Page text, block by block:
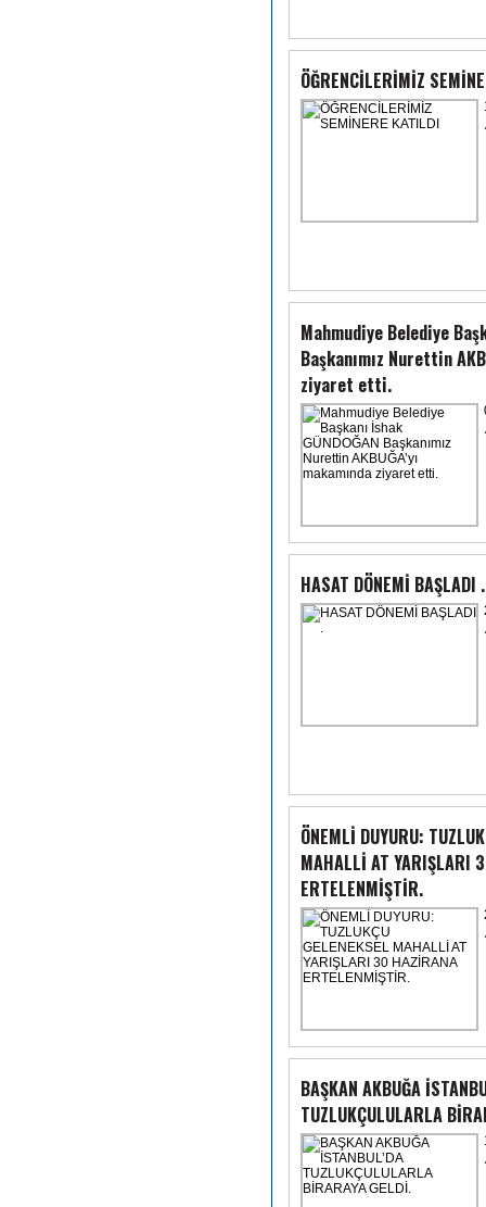
ÖĞRENCİLERİMİZ
Mahmudiye Belediye
Başkanımız Nurettin
ziyaret etti.
HASAT DÖNEMİ BAŞLADI .
ÖNEMLİ DUYURU:
MAHALLİ AT YARIŞLARI
ERTELENMİŞTİR.
BAŞKAN AKBUĞA
TUZLUKÇULULARLA